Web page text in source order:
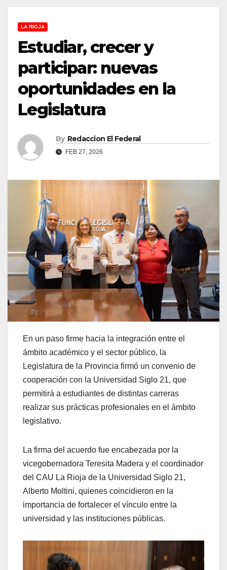
LA RIOJA
Estudiar, crecer y
participar: nuevas
oportunidades en la
Legislatura
By Redaccion El Federal
FEB 27, 2026
En un paso firme hacia la integración entre el
ámbito académico y el sector público, la
Legislatura de la Provincia firmó un convenio de
cooperación con la Universidad Siglo 21, que
permitirá a estudiantes de distintas carreras
realizar sus prácticas profesionales en el ámbito
legislativo.
La firma del acuerdo fue encabezada por la
vicegobernadora Teresita Madera y el coordinador
del CAU La Rioja de la Universidad Siglo 21,
Alberto Moltini, quienes coincidieron en la
importancia de fortalecer el vínculo entre la
universidad y las instituciones públicas.